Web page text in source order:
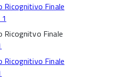
Finale
Finale
Finale